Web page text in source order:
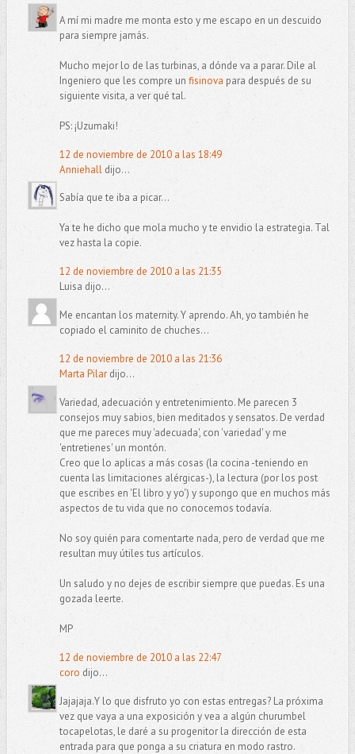
A mí mi madre me monta esto y me escapo en un descuido
para siempre jamás.
Mucho mejor lo de las turbinas, a dónde va a parar. Dile al
Ingeniero que les compre un fisinova para después de su
siguiente visita, a ver qué tal.
PS: ¡Uzumaki!
12 de noviembre de 2010 a las 18:49
Anniehalldijo...
Sabía que te iba a picar...
Ya te he dicho que mola mucho y te envidio la estrategia. Tal
vez hasta la copie.
12 de noviembre de 2010 a las 21:35
Luisa dijo...
Me encantan los maternity. Y aprendo. Ah, yo también he
copiado el caminito de chuches...
12 de noviembre de 2010 a las 21:36
Marta Pilardijo...
Variedad, adecuación y entretenimiento. Me parecen 3
consejos muy sabios, bien meditados y sensatos. De verdad
que me pareces muy 'adecuada', con 'variedad' y me
'entretienes' un montón.
Creo que lo aplicas a más cosas (la cocina -teniendo en
cuenta las limitaciones alérgicas-), la lectura (por los post
que escribes en 'El libro y yo') y supongo que en muchos más
aspectos de tu vida que no conocemos todavía.
No soy quién para comentarte nada, pero de verdad que me
resultan muy útiles tus artículos.
Un saludo y no dejes de escribir siempre que puedas. Es una
gozada leerte.
MP
12 de noviembre de 2010 a las 22:47
coro dijo...
Jajajaja.Y lo que disfruto yo con estas entregas? La próxima
vez que vaya a una exposición y vea a algún churumbel
tocapelotas, le daré a su progenitor la dirección de esta
entrada para que ponga a su criatura en modo rastro.